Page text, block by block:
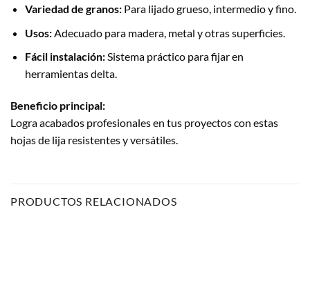
Variedad de granos:Para lijado grueso, intermedio y fino.
Usos:Adecuado para madera, metal y otras superficies.
Fácil instalación:Sistema práctico para fijar en
herramientas delta.
Beneficio principal:
Logra acabados profesionales en tus proyectos con estas
hojas de lija resistentes y versátiles.
PRODUCTOS RELACIONADOS